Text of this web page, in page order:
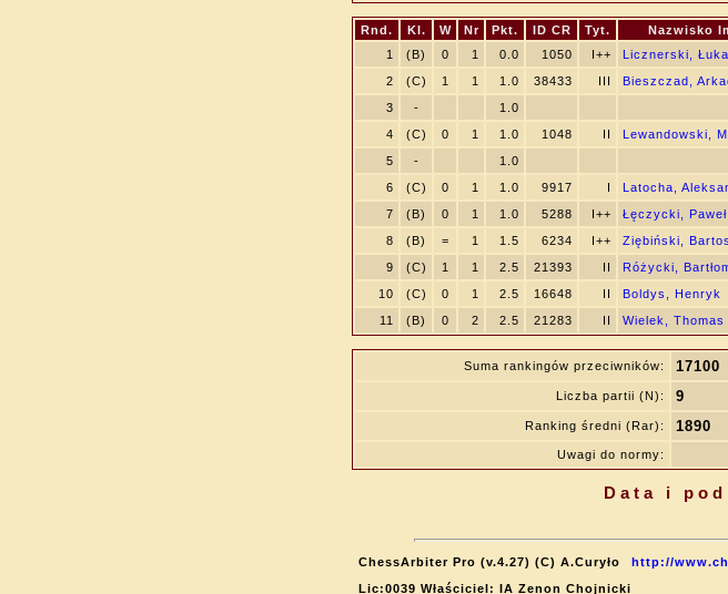
Rnd. Kl. W Nr Pkt. ID CR Tyt. Nazwisko
1
(B) 0 1 0.0 1050 I++ Licznerski,
2
(C) 1 1 1.0 38433 III Bieszczad,
3
-
1.0
4
(C) 0 1 1.0 1048 II Lewandowski,
5
-
1.0
6
(C) 0 1 1.0 9917 I Latocha,
7
(B) 0 1 1.0 5288 I++ Łęczycki, Paweł
8
(B) = 1 1.5 6234 I++ Ziębiński,
9
(C) 1 1 2.5 21393 II Różycki,
10
(C) 0 1 2.5 16648 II Boldys, Henryk
11
(B) 0 2 2.5 21283 II Wielek, Thomas
Suma rankingów przeciwników: 17100
Liczba partii (N): 9
Ranking średni (Rar): 1890
Uwagi do normy:
Data i
ChessArbiter Pro (v.4.27) (C) A.Curyło
http://
Lic:0039 Właściciel: IA Zenon Chojnicki